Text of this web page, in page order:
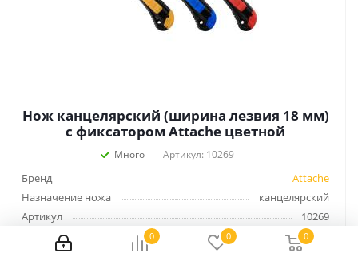
0 0 0
Нож канцелярский (ширина лезвия 18 мм)
с фиксатором Attache цветной
Много Артикул: 10269
Бренд
Attache
Назначение ножа
канцелярский
Артикул
10269
Ширина лезвия ножа, мм
Наличие фиксатора